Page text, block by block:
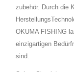
zubehör. Durch die
OKUMA FISHING
einzigartigen
sind.